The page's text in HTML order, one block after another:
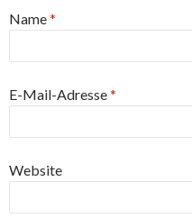
Name*
E-Mail-Adresse*
Website